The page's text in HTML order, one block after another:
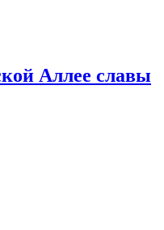
Аллее славы